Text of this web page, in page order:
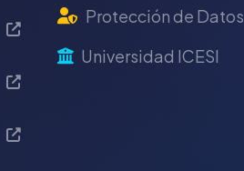
Protección de Datos
Universidad ICESI